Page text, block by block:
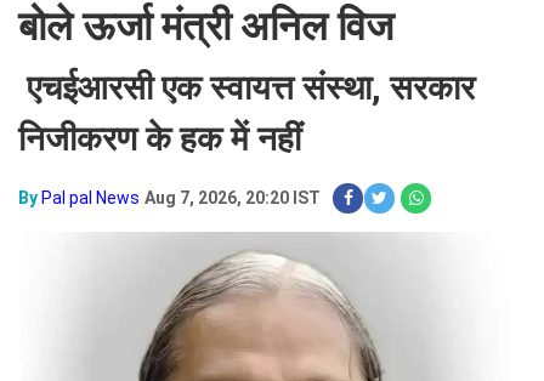
बोले ऊर्जा मंत्री अनिल विज
एचईआरसी एक स्वायत्त संस्था, सरकार
निजीकरण के हक में नहीं
ByPal pal News Aug 7, 2026, 20:20 IST